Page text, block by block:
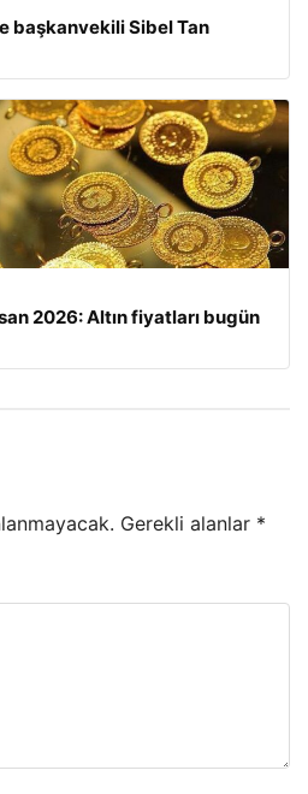
başkanvekili Sibel Tan
2026: Altın fiyatları bugün
Gerekli alanlar *